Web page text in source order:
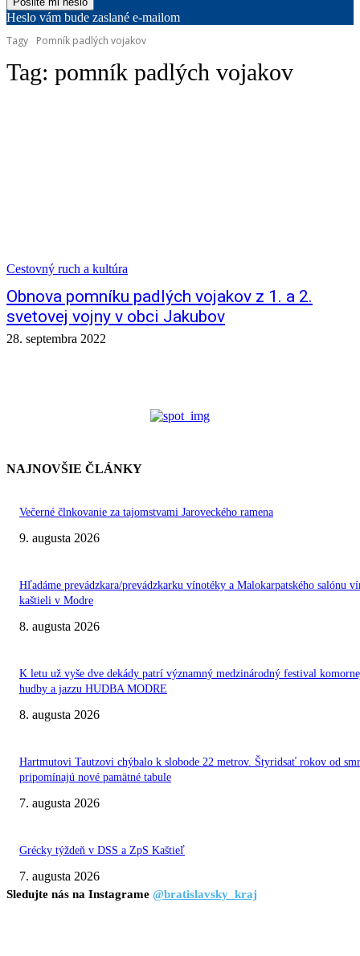
Heslo vám bude zaslané e-mailom
Tagy
Pomník padlých vojakov
Tag: pomník padlých vojakov
Cestovný ruch a kultúra
Obnova pomníku padlých vojakov z 1. a 2.
svetovej vojny v obci Jakubov
28. septembra 2022
NAJNOVŠIE ČLÁNKY
Večerné člnkovanie za tajomstvami Jaroveckého ramena
9. augusta 2026
Hľadáme prevádzkara/prevádzkarku vínotéky a Malokarpatského salónu
kaštieli v Modre
8. augusta 2026
K letu už vyše dve dekády patrí významný medzinárodný festival
hudby a jazzu HUDBA MODRE
8. augusta 2026
Hartmutovi Tautzovi chýbalo k slobode 22 metrov. Štyridsať rokov od
pripomínajú nové pamätné tabule
7. augusta 2026
Grécky týždeň v DSS a ZpS Kaštieľ
7. augusta 2026
Sledujte nás na Instagrame @bratislavsky_kraj